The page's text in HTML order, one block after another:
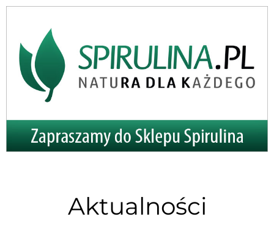
Aktualności